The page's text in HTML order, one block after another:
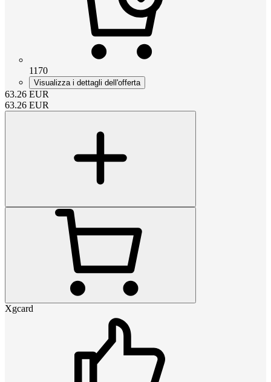
1170
Visualizza i dettagli dell'offerta
63.26 EUR
63.26 EUR
Xgcard